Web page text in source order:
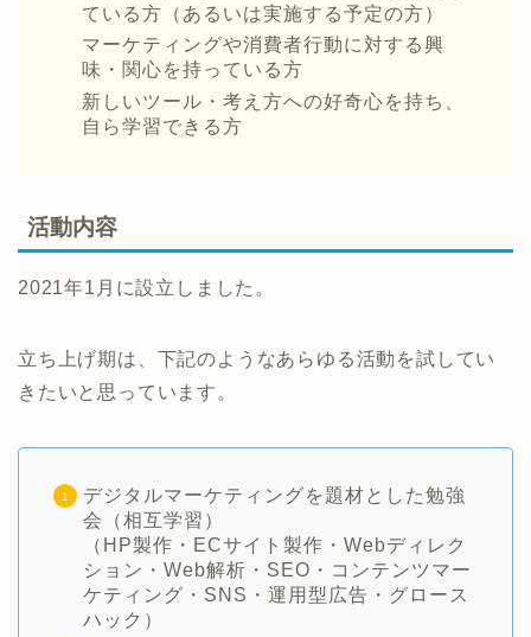
ている方（あるいは実施する予定の方）
マーケティングや消費者行動に対する興
味・関心を持っている方
新しいツール・考え方への好奇心を持ち、
自ら学習できる方
活動内容
2021年1月に設立しました。
立ち上げ期は、下記のようなあらゆる活動を試してい
きたいと思っています。
デジタルマーケティングを題材とした勉強
会（相互学習）
（HP製作・ECサイト製作・Webディレク
ション・Web解析・SEO・コンテンツマー
ケティング・SNS・運用型広告・グロース
ハック）